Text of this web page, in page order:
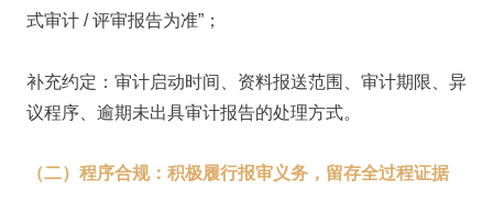
式审计 / 评审报告为准”；
补充约定：审计启动时间、资料报送范围、审计期限、异
议程序、逾期未出具审计报告的处理方式。
（二）程序合规：积极履行报审义务，留存全过程证据